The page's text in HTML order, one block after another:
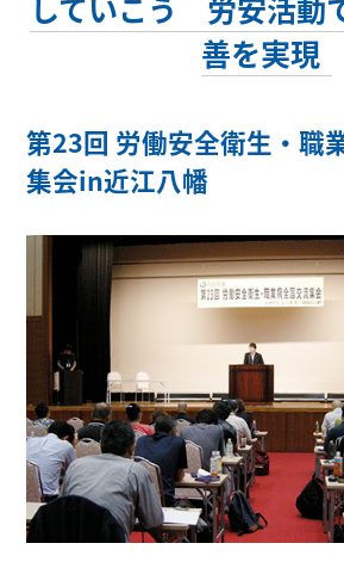
していこう 労安活動
善を実現
第23回 労働安全衛生・職
集会in近江八幡